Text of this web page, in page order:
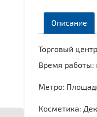
Описание
Торговый
Время работы:
Метро:
Косметика: